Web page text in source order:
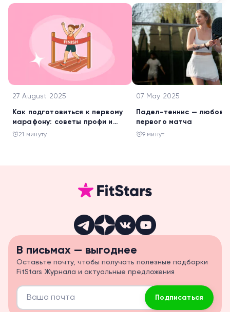
27 August 2025
Как подготовиться к первому
марафону: советы профи и
книги, которые доведут до
21 минуту
07 May 2025
Падел-теннис — любовь
первого матча
9 минут
В письмах — выгоднее
Оставьте почту, чтобы получать полезные подборки
FitStars Журнала и актуальные предложения
Подписаться